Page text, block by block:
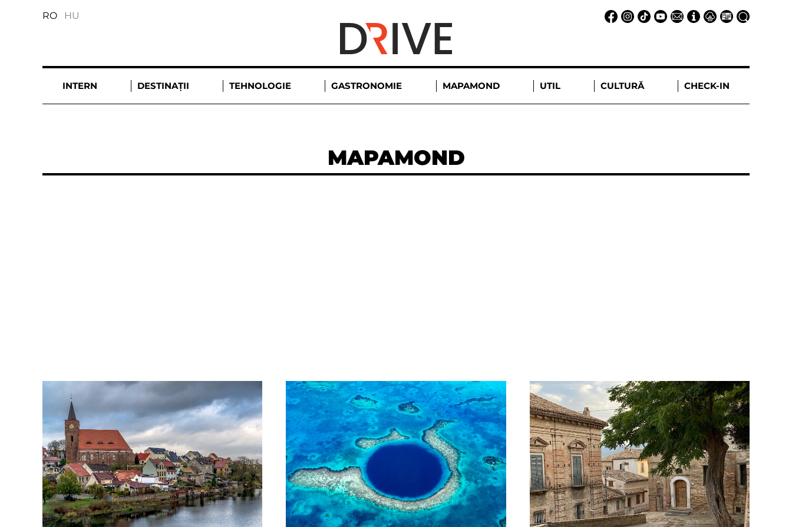
RO HU
INTERN DESTINAȚII TEHNOLOGIE GASTRONOMIE MAPAMOND UTIL CULTURĂ CHECK-IN
MAPAMOND